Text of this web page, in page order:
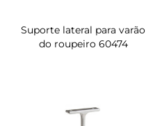
Suporte lateral para varão
do roupeiro 60474